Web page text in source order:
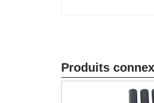
Produits